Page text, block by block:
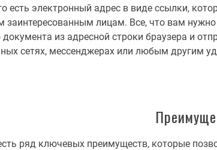
есть электронный адрес в виде ссылки,
заинтересованным лицам. Все, что вам
из адресной строки браузера и
сетях, мессенджерах или любым другим
ряд ключевых преимуществ, которые